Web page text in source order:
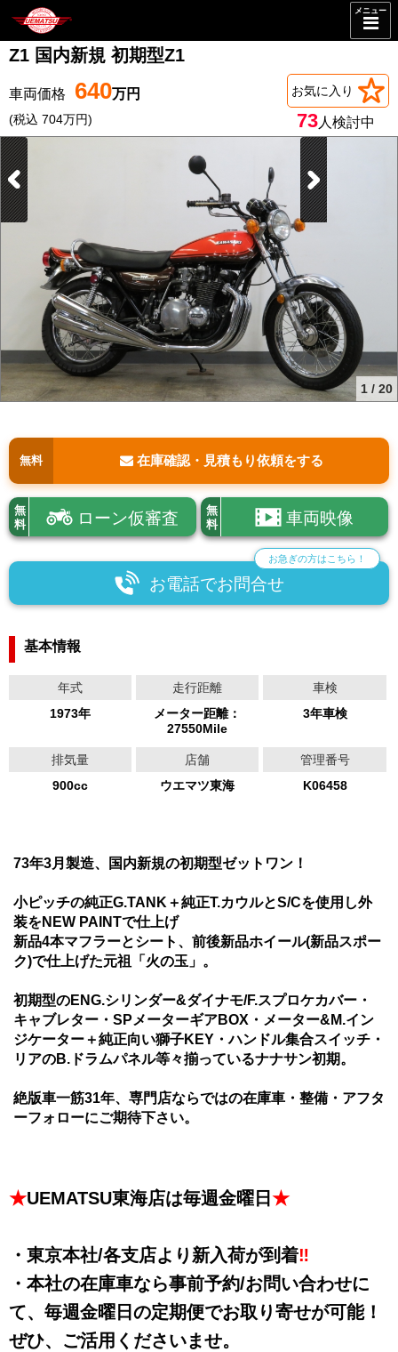
メニュー
Z1 国内新規 初期型Z1
640
(税込 704万円)
お気に入り
73人検討中
1 / 20
無料 在庫確認・見積もり依頼をする
無
料
ローン仮審査
無
料
車両映像
お電話でお問合せ
お急ぎの方はこちら！
基本情報
年式
1973年
走行距離
メーター距離：
27550Mile
車検
3年車検
排気量
900cc
店舗
ウエマツ東海
管理番号
K06458
73年3月製造、国内新規の初期型ゼットワン！
小ピッチの純正G.TANK＋純正T.カウルとS/Cを使用し外
装をNEW PAINTで仕上げ
新品4本マフラーとシート、前後新品ホイール(新品スポー
ク)で仕上げた元祖「火の玉」。
初期型のENG.シリンダー&ダイナモ/F.スプロケカバー・
キャブレター・SPメーターギアBOX・メーター&M.イン
ジケーター＋純正向い獅子KEY・ハンドル集合スイッチ・
リアのB.ドラムパネル等々揃っているナナサン初期。
絶版車一筋31年、専門店ならではの在庫車・整備・アフタ
ーフォローにご期待下さい。
★UEMATSU東海店は毎週金曜日 ★
・東京本社/各支店より新入荷が到着‼
・本社の在庫車なら事前予約/お問い合わせに
て、毎週金曜日の定期便でお取り寄せが可能！
ぜひ、ご活用くださいませ。